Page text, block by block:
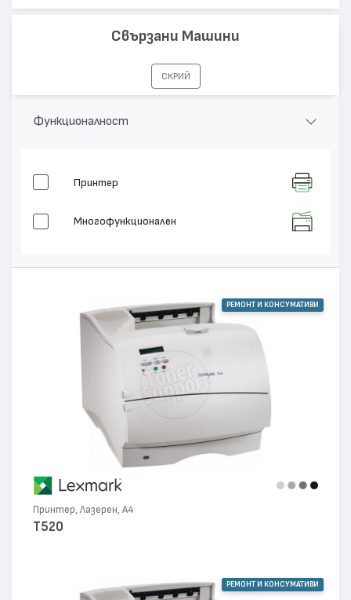
Свързани Машини
СКРИЙ
Функционалност
Принтер
Многофункционален
РЕМОНТ И КОНСУМАТИВИ
Принтер, Лазерен, А4
T520
РЕМОНТ И КОНСУМАТИВИ